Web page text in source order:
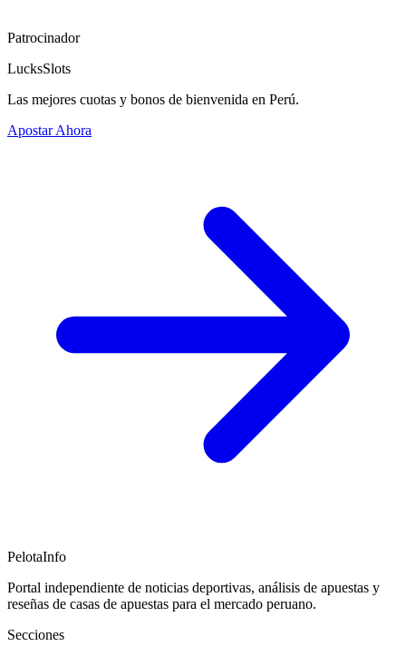
Patrocinador
LucksSlots
Las mejores cuotas y bonos de bienvenida en Perú.
Apostar Ahora
PelotaInfo
Portal independiente de noticias deportivas, análisis de apuestas y
reseñas de casas de apuestas para el mercado peruano.
Secciones